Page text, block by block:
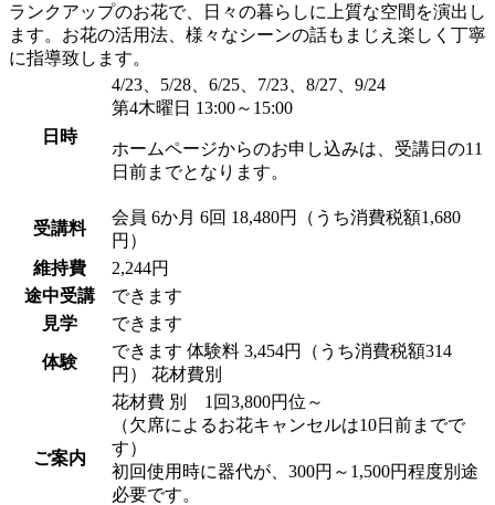
ランクアップのお花で、日々の暮らしに上質な空間を演出し
ます。お花の活用法、様々なシーンの話もまじえ楽しく丁寧
に指導致します。
日時
4/23、5/28、6/25、7/23、8/27、9/24
第4木曜日 13:00～15:00
ホームページからのお申し込みは、受講日の11
日前までとなります。
受講料
会員 6か月 6回 18,480円（うち消費税額1,680
円）
維持費
2,244円
途中受講
できます
見学
できます
体験
できます 体験料 3,454円（うち消費税額314
円） 花材費別
ご案内
花材費 別 1回3,800円位～
（欠席によるお花キャンセルは10日前までで
す）
初回使用時に器代が、300円～1,500円程度別途
必要です。